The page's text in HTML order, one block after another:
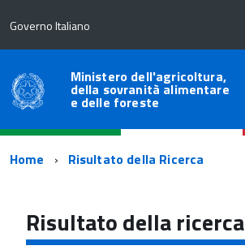
Governo Italiano
Ministero dell'agricoltura,
della sovranità alimentare
e delle foreste
Percorso
navigazione
Home Risultato della Ricerca
Risultato della ricerca